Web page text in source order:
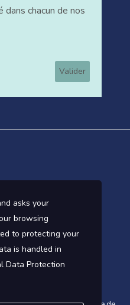
chacun de nos
asks your
browsing
to protecting your
is handled in
Data Protection